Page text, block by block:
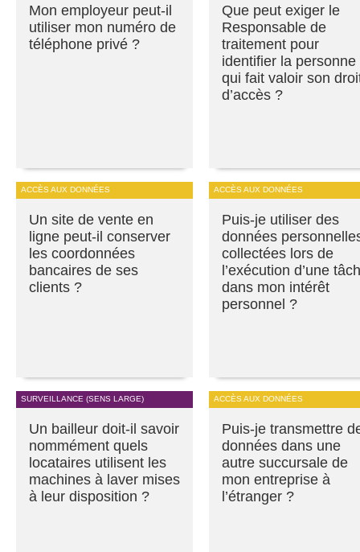
Mon employeur peut-il
utiliser mon numéro de
téléphone privé ?
Que peut exiger le
Responsable de
traitement pour
identifier la personne
qui fait valoir son
d’accès ?
ACCÈS AUX DONNÉES
Un site de vente en
ligne peut-il conserver
les coordonnées
bancaires de ses
clients ?
ACCÈS AUX DONNÉES
Puis-je utiliser des
données
collectées lors de
l’exécution d’une
dans mon intérêt
personnel ?
SURVEILLANCE (SENS LARGE)
Un bailleur doit-il savoir
nommément quels
locataires utilisent les
machines à laver mises
à leur disposition ?
ACCÈS AUX DONNÉES
Puis-je transmettre
données dans une
autre succursale de
mon entreprise à
l’étranger ?